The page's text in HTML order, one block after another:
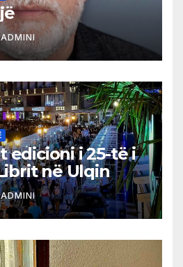
ADMINI
edicioni i 25-të i
në Ulqin
ADMINI